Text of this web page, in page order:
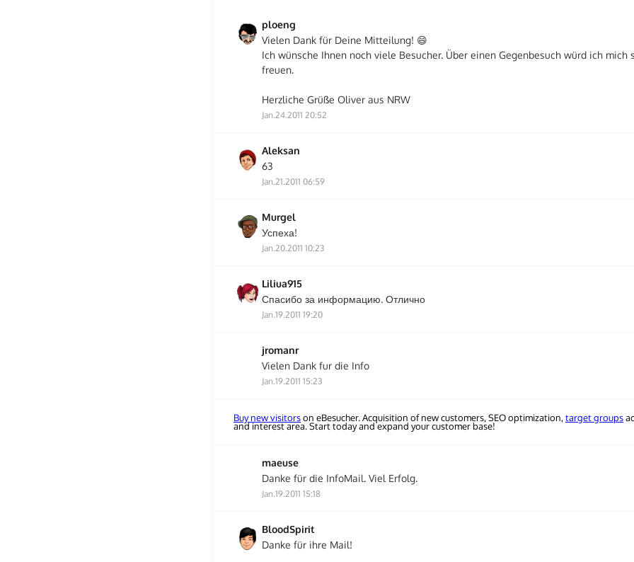
ploeng
Vielen Dank für Deine Mitteilung! 😄
Ich wünsche Ihnen noch viele Besucher. Über einen Gegenbesuch würd ich mich
freuen.
Herzliche Grüße Oliver aus NRW
Jan.24.2011 20:52
Aleksan
63
Jan.21.2011 06:59
Murgel
Успеха!
Jan.20.2011 10:23
Liliua915
Спасибо за информацию. Отлично
Jan.19.2011 19:20
jromanr
Vielen Dank fur die Info
Jan.19.2011 15:23
Buy new visitorson eBesucher. Acquisition of new customers, SEO optimization,target groups
and interest area. Start today and expand your customer base!
maeuse
Danke für die InfoMail. Viel Erfolg.
Jan.19.2011 15:18
BloodSpirit
Danke für ihre Mail!